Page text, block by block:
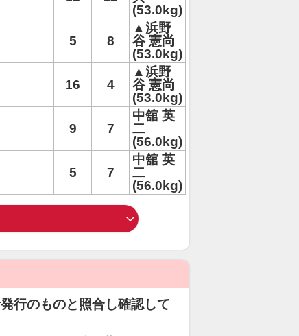
(53.0kg)
5 8
▲浜野
谷 憲尚
(53.0kg)
16 4
▲浜野
谷 憲尚
(53.0kg)
9 7
中舘 英
二
(56.0kg)
5 7
中舘 英
二
(56.0kg)
行のものと照合し確認して